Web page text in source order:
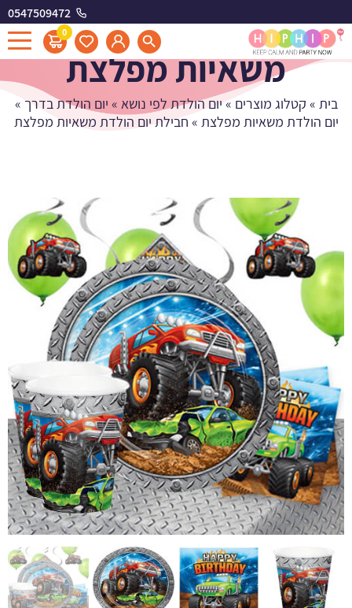
0547509472
0
חבילת יום הולדת
משאיות מפלצת
בית » קטלוג מוצרים » יום הולדת לפי נושא » יום הולדת בדרך »
יום הולדת משאיות מפלצת » חבילת יום הולדת משאיות מפלצת